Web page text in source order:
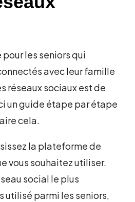
les seniors qui
avec leur famille
réseaux sociaux est de
un guide étape par étape
cela.
la plateforme de
vous souhaitez utiliser.
social le plus
utilisé parmi les seniors,